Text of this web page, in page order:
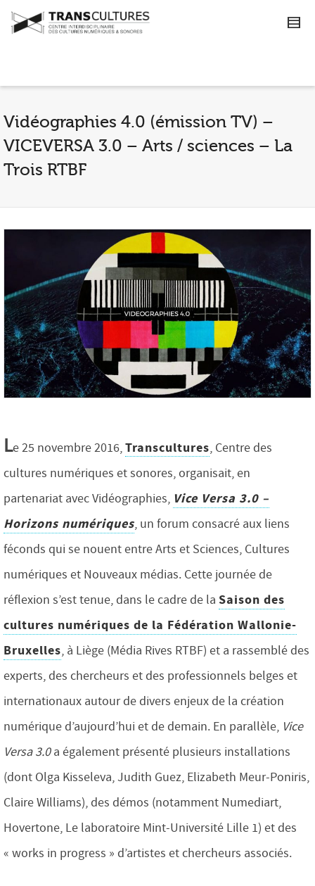
Vidéographies 4.0 (émission TV) –
VICEVERSA 3.0 – Arts / sciences – La
Trois RTBF
Le 25 novembre 2016,Transcultures, Centre des
cultures numériques et sonores, organisait, en
partenariat avec Vidéographies, Vice Versa 3.0 –
Horizons numériques, un forum consacré aux liens
féconds qui se nouent entre Arts et Sciences, Cultures
numériques et Nouveaux médias. Cette journée de
réflexion s’est tenue, dans le cadre de la Saison des
cultures numériques de la Fédération Wallonie-
Bruxelles, à Liège (Média Rives RTBF) et a rassemblé des
experts, des chercheurs et des professionnels belges et
internationaux autour de divers enjeux de la création
numérique d’aujourd’hui et de demain. En parallèle, Vice
Versa 3.0a également présenté plusieurs installations
(dont Olga Kisseleva, Judith Guez, Elizabeth Meur-Poniris,
Claire Williams), des démos (notamment Numediart,
Hovertone, Le laboratoire Mint-Université Lille 1) et des
« works in progress » d’artistes et chercheurs associés.